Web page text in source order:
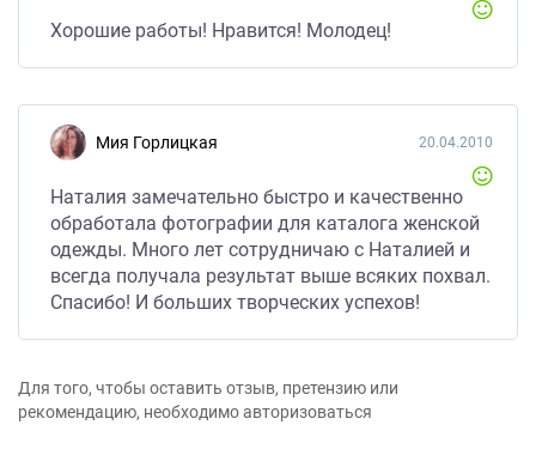
Хорошие работы! Нравится! Молодец!
Мия Горлицкая 20.04.2010
Наталия замечательно быстро и качественно
обработала фотографии для каталога женской
одежды. Много лет сотрудничаю с Наталией и
всегда получала результат выше всяких похвал.
Спасибо! И больших творческих успехов!
Для того, чтобы оставить отзыв, претензию или
рекомендацию, необходимо авторизоваться